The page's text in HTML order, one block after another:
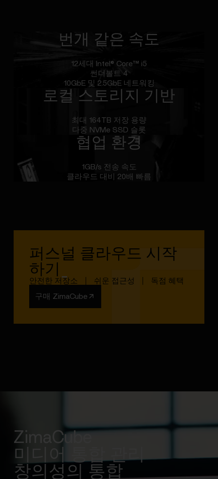
번개 같은 속도
12세대 Intel® Core™ i5
썬더볼트 4
10GbE 및 2.5GbE 네트워킹
로컬 스토리지 기반
최대 164TB 저장 용량
다중 NVMe SSD 슬롯
협업 환경
1GB/s 전송 속도
클라우드 대비 20배 빠름
퍼스널 클라우드 시작
하기
안전한 저장소 쉬운 접근성
독점 혜택
구매 ZimaCube
ZimaCube
미디어 통합 관리
창의성의 통합